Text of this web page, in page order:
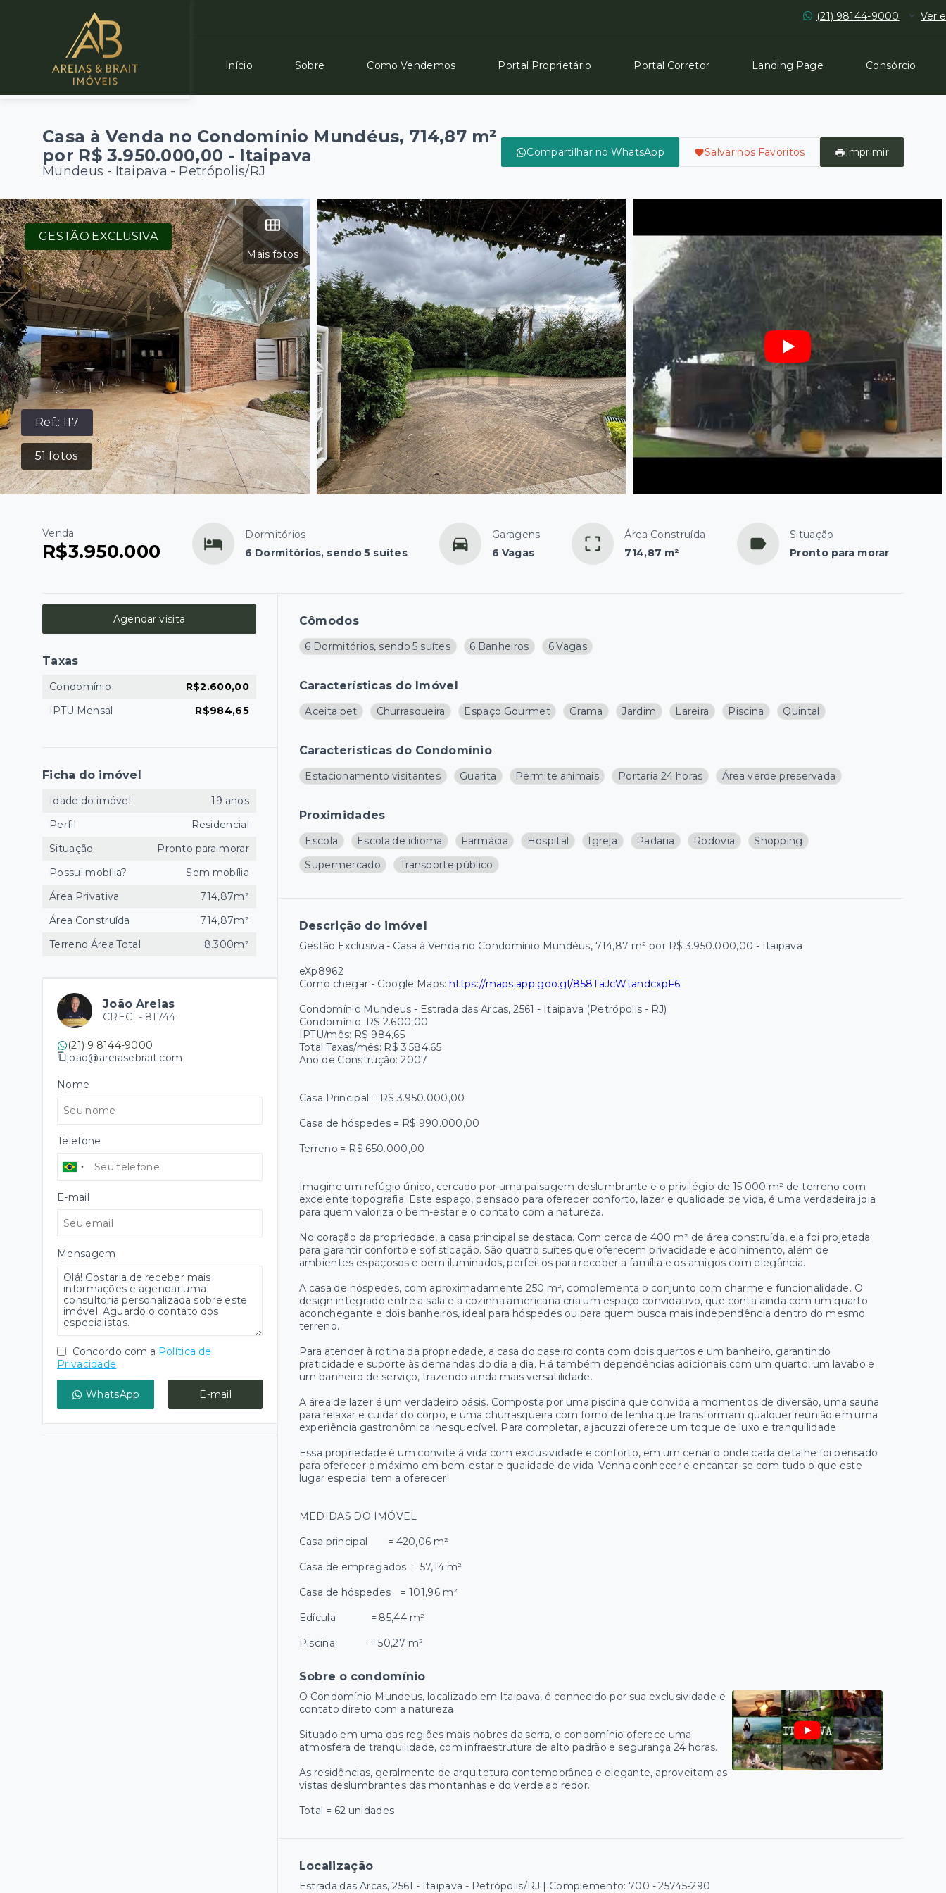
(21) 98144-9000 Ver
Início Sobre Como Vendemos Portal Proprietário Portal Corretor Landing Page Consórcio
Casa à Venda no Condomínio Mundéus, 714,87 m²
por R$ 3.950.000,00 - Itaipava
Mundeus - Itaipava - Petrópolis/RJ
Compartilhar no WhatsApp Salvar nos Favoritos Imprimir
Ref.:117
51 fotos
Mais fotos
GESTÃO EXCLUSIVA
Venda
R$3.950.000
Dormitórios
6 Dormitórios, sendo 5 suítes
Garagens
6 Vagas
Área Construída
714,87 m²
Situação
Pronto para morar
Cômodos
6 Dormitórios, sendo 5 suítes 6 Banheiros 6 Vagas
Características do Imóvel
Aceita pet Churrasqueira Espaço Gourmet Grama Jardim Lareira Piscina Quintal
Características do Condomínio
Estacionamento visitantes Guarita Permite animais Portaria 24 horas Área verde preservada
Proximidades
Escola Escola de idioma Farmácia Hospital Igreja Padaria Rodovia
Shopping
Supermercado
Transporte público
Descrição do imóvel
Gestão Exclusiva - Casa à Venda no Condomínio Mundéus, 714,87 m² por R$ 3.950.000,00 - Itaipava
eXp8962
Como chegar - Google Maps:https://maps.app.goo.gl/858TaJcWtandcxpF6
Condomínio Mundeus - Estrada das Arcas, 2561 - Itaipava (Petrópolis - RJ)
Condomínio: R$ 2.600,00
IPTU/mês: R$ 984,65
Total Taxas/mês: R$ 3.584,65
Ano de Construção: 2007
Casa Principal = R$ 3.950.000,00
Casa de hóspedes = R$ 990.000,00
Terreno = R$ 650.000,00
Imagine um refúgio único, cercado por uma paisagem deslumbrante e o privilégio de 15.000 m² de terreno com
excelente topografia. Este espaço, pensado para oferecer conforto, lazer e qualidade de vida, é uma verdadeira joia
para quem valoriza o bem-estar e o contato com a natureza.
No coração da propriedade, a casa principal se destaca. Com cerca de 400 m² de área construída, ela foi projetada
para garantir conforto e sofisticação. São quatro suítes que oferecem privacidade e acolhimento, além de
ambientes espaçosos e bem iluminados, perfeitos para receber a família e os amigos com elegância.
A casa de hóspedes, com aproximadamente 250 m², complementa o conjunto com charme e funcionalidade. O
design integrado entre a sala e a cozinha americana cria um espaço convidativo, que conta ainda com um quarto
aconchegante e dois banheiros, ideal para hóspedes ou para quem busca mais independência dentro do mesmo
terreno.
Para atender à rotina da propriedade, a casa do caseiro conta com dois quartos e um banheiro, garantindo
praticidade e suporte às demandas do dia a dia. Há também dependências adicionais com um quarto, um lavabo e
um banheiro de serviço, trazendo ainda mais versatilidade.
A área de lazer é um verdadeiro oásis. Composta por uma piscina que convida a momentos de diversão, uma sauna
para relaxar e cuidar do corpo, e uma churrasqueira com forno de lenha que transformam qualquer reunião em uma
experiência gastronômica inesquecível. Para completar, a jacuzzi oferece um toque de luxo e tranquilidade.
Essa propriedade é um convite à vida com exclusividade e conforto, em um cenário onde cada detalhe foi pensado
para oferecer o máximo em bem-estar e qualidade de vida. Venha conhecer e encantar-se com tudo o que este
lugar especial tem a oferecer!
MEDIDAS DO IMÓVEL
Casa principal = 420,06 m²
Casa de empregados = 57,14 m²
Casa de hóspedes = 101,96 m²
Edícula = 85,44 m²
Piscina = 50,27 m²
Sobre o condomínio
O Condomínio Mundeus, localizado em Itaipava, é conhecido por sua exclusividade e
contato direto com a natureza.
Situado em uma das regiões mais nobres da serra, o condomínio oferece uma
atmosfera de tranquilidade, com infraestrutura de alto padrão e segurança 24 horas.
As residências, geralmente de arquitetura contemporânea e elegante, aproveitam as
vistas deslumbrantes das montanhas e do verde ao redor.
Total = 62 unidades
Localização
Estrada das Arcas, 2561 - Itaipava - Petrópolis/RJ | Complemento: 700 - 25745-290
Agendar visita
Taxas
Condomínio
R$2.600,00
IPTU Mensal
R$984,65
Ficha do imóvel
Idade do imóvel
19 anos
Perfil
Residencial
Situação
Pronto para morar
Possui mobília?
Sem mobília
Área Privativa
714,87m²
Área Construída
714,87m²
Terreno Área Total
8.300m²
João Areias
CRECI - 81744
(21) 9 8144-9000
joao@areiasebrait.com
Nome
Telefone
E-mail
Mensagem
Concordo com a Política de
Privacidade
WhatsApp E-mail